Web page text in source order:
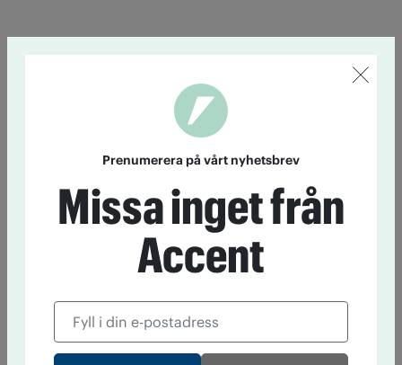
Prenumerera på vårt nyhetsbrev
Missa inget från
Accent